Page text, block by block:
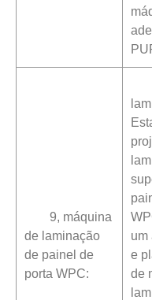
9, máquina
de laminação
de painel de
porta WPC:
um
e
de